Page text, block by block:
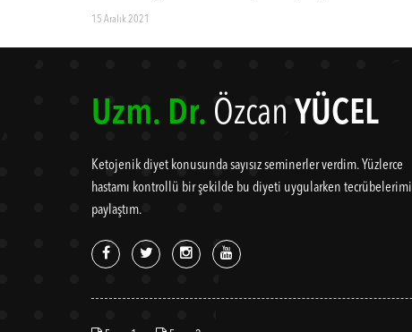
15 Aralık 2021
Uzm. Dr. Özcan YÜCEL
Ketojenik diyet konusunda sayısız seminerler verdim. Yüzlerce
hastamı kontrollü bir şekilde bu diyeti uygularken tecrübelerimi
paylaştım.